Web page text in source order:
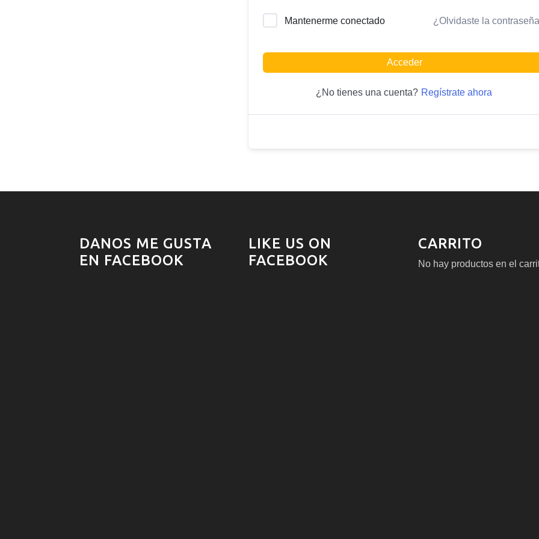
Mantenerme conectado ¿Olvidaste la
Acceder
¿No tienes una cuenta? Regístrate ahora
DANOS ME GUSTA
EN FACEBOOK
LIKE US ON
FACEBOOK
CARRITO
No hay productos en el